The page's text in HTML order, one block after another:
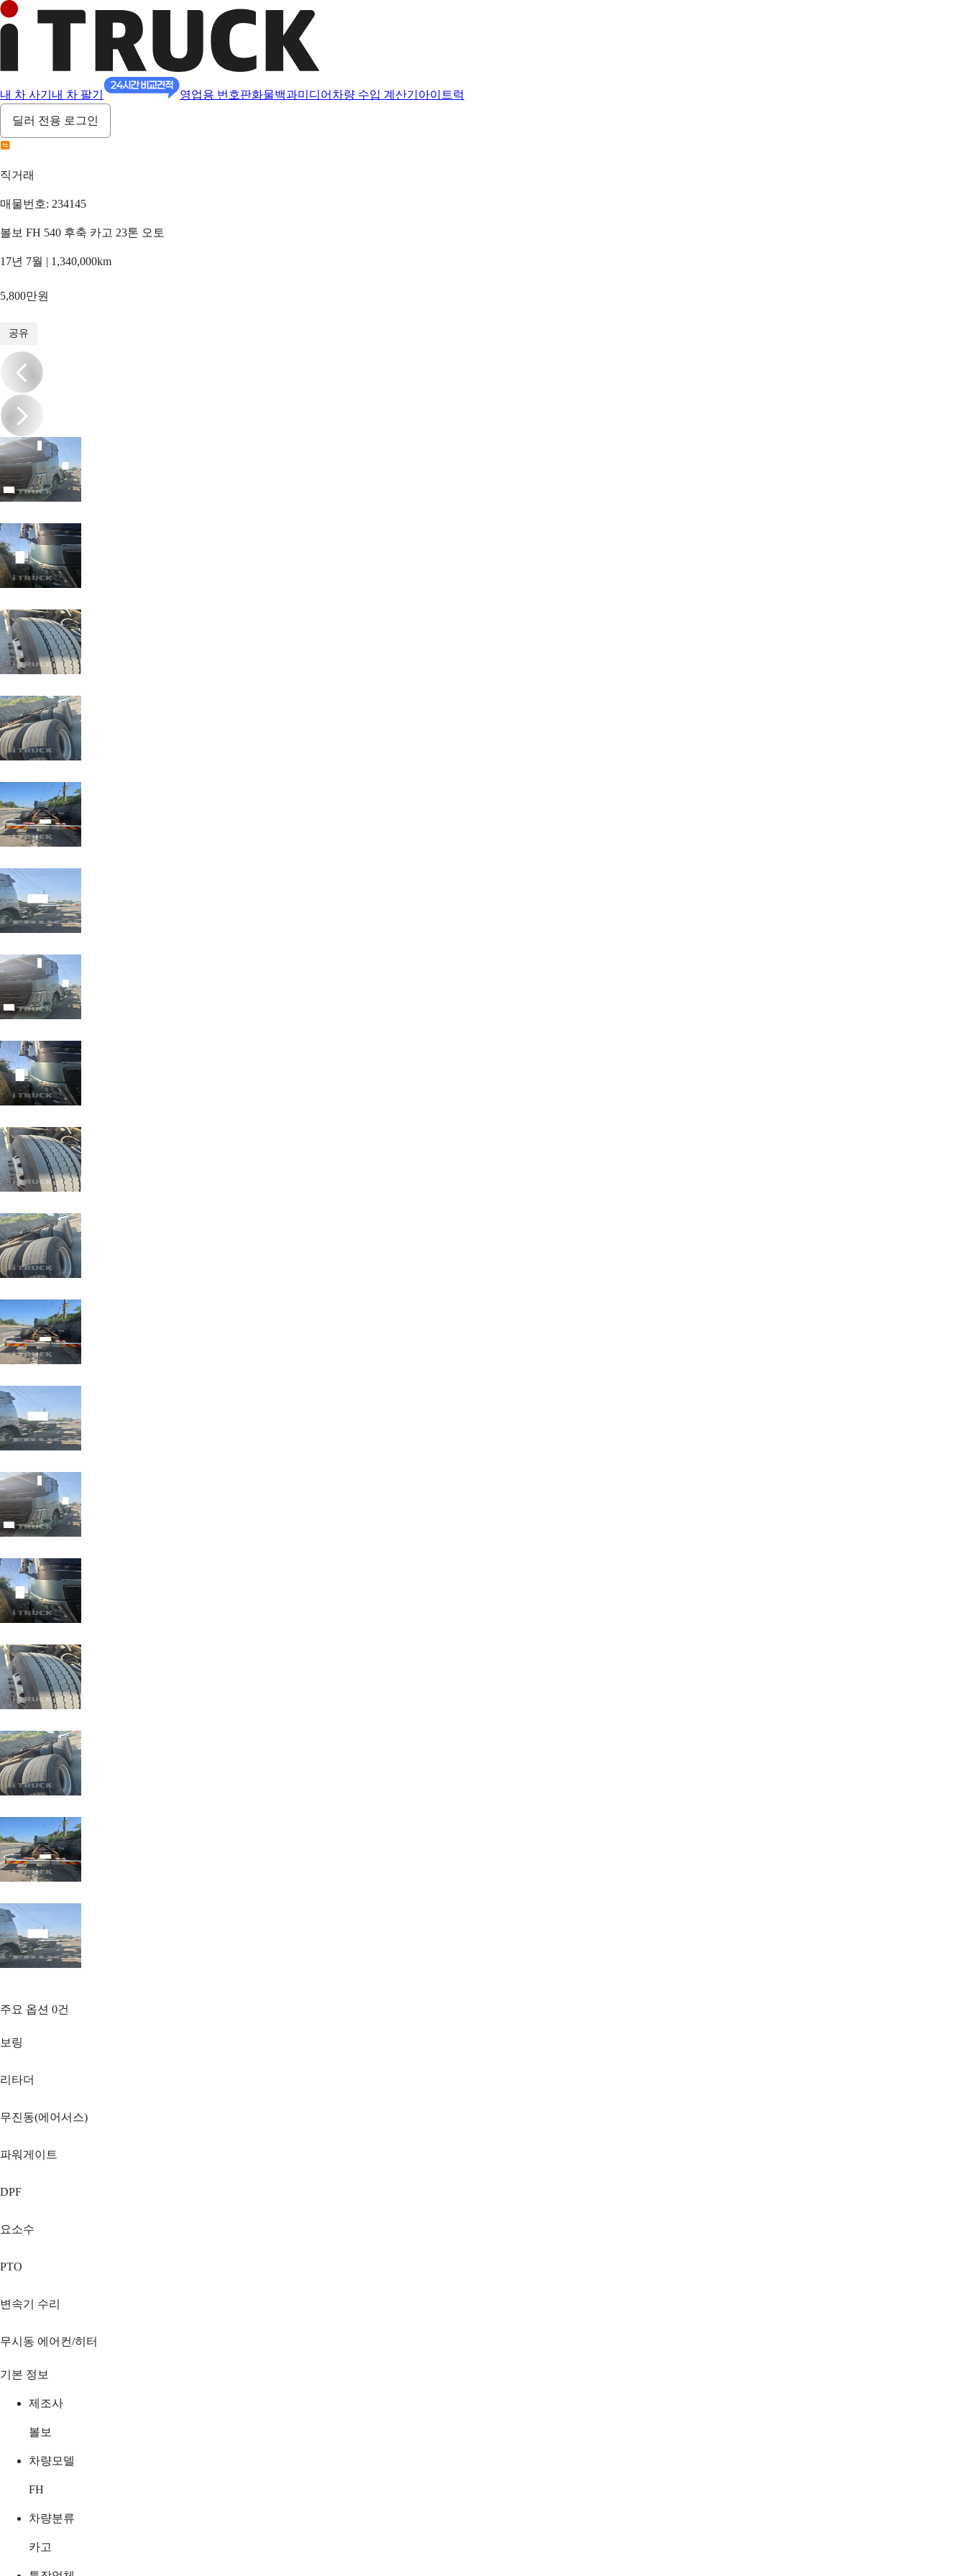
내 차 사기 내 차 팔기 영업용 번호판화물백과미디어 차량 수입 계산기 아이트럭
딜러 전용 로그인
직거래
매물번호: 234145
볼보 FH 540 후축 카고 23톤 오토
17년 7월 | 1,340,000km
5,800만원
공유
/6
주요 옵션 0건
보링
리타더
무진동(에어서스)
파워게이트
DPF
요소수
PTO
변속기 수리
무시동 에어컨/히터
기본 정보
제조사
볼보
차량모델
FH
차량분류
카고